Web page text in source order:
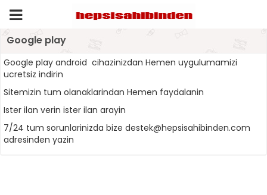
Google play
Google play android cihazinizdan Hemen uygulumamizi
ucretsiz indirin
Sitemizin tum olanaklarindan Hemen faydalanin
Ister ilan verin ister ilan arayin
7/24 tum sorunlarinizda bize destek@hepsisahibinden.com
adresinden yazin